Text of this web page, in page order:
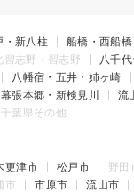
・新八柱 船橋・西船橋
北習志野・習志野
八千
八幡宿・五井・姉ヶ崎
幕張本郷・新検見川
流
千葉県その他
更津市 松戸市 野田
市 市原市 流山市